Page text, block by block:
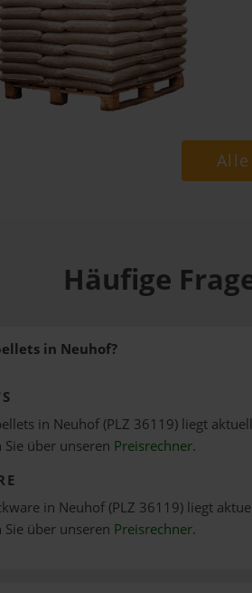
Häufige
in Neuhof?
in Neuhof (PLZ 36119) liegt
über unseren Preisrechner.
in Neuhof (PLZ 36119) liegt
über unseren Preisrechner.